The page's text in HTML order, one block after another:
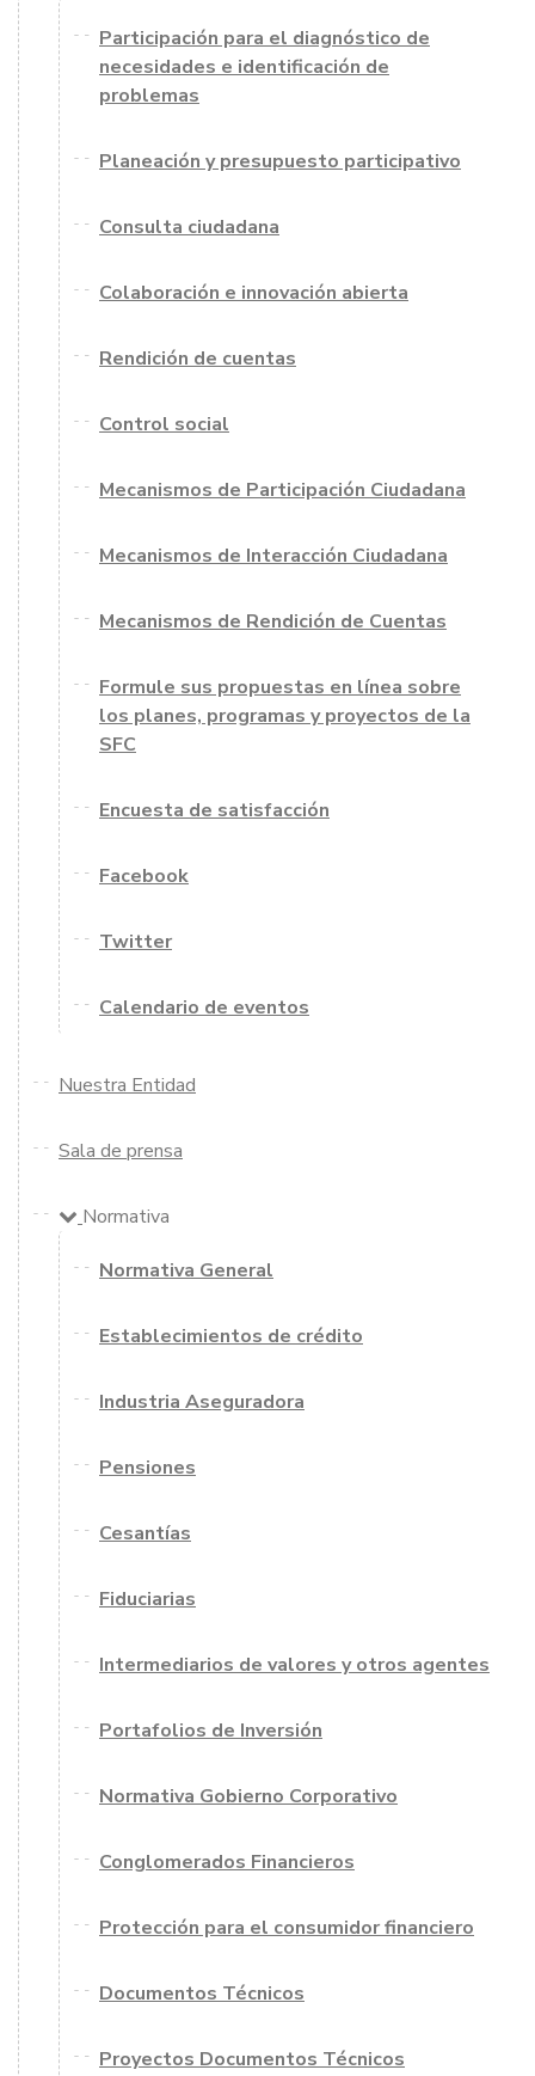
Participación para el diagnóstico de
necesidades e identificación de
problemas
Planeación y presupuesto participativo
Consulta ciudadana
Colaboración e innovación abierta
Rendición de cuentas
Control social
Mecanismos de Participación Ciudadana
Mecanismos de Interacción Ciudadana
Mecanismos de Rendición de Cuentas
Formule sus propuestas en línea sobre
los planes, programas y proyectos de la
SFC
Encuesta de satisfacción
Facebook
Twitter
Calendario de eventos
Nuestra Entidad
Sala de prensa
Normativa
Normativa General
Establecimientos de crédito
Industria Aseguradora
Pensiones
Cesantías
Fiduciarias
Intermediarios de valores y otros agentes
Portafolios de Inversión
Normativa Gobierno Corporativo
Conglomerados Financieros
Protección para el consumidor financiero
Documentos Técnicos
Proyectos Documentos Técnicos